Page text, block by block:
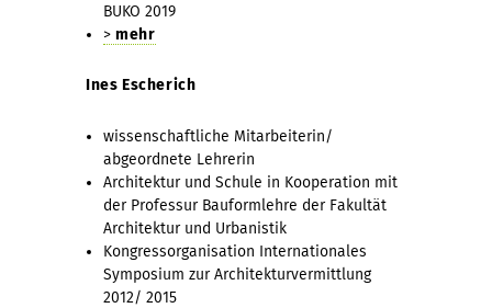
BUKO 2019
>mehr
Ines Escherich
wissenschaftliche Mitarbeiterin/
abgeordnete Lehrerin
Architektur und Schule in Kooperation mit
der Professur Bauformlehre der Fakultät
Architektur und Urbanistik
Kongressorganisation Internationales
Symposium zur Architekturvermittlung
2012/ 2015